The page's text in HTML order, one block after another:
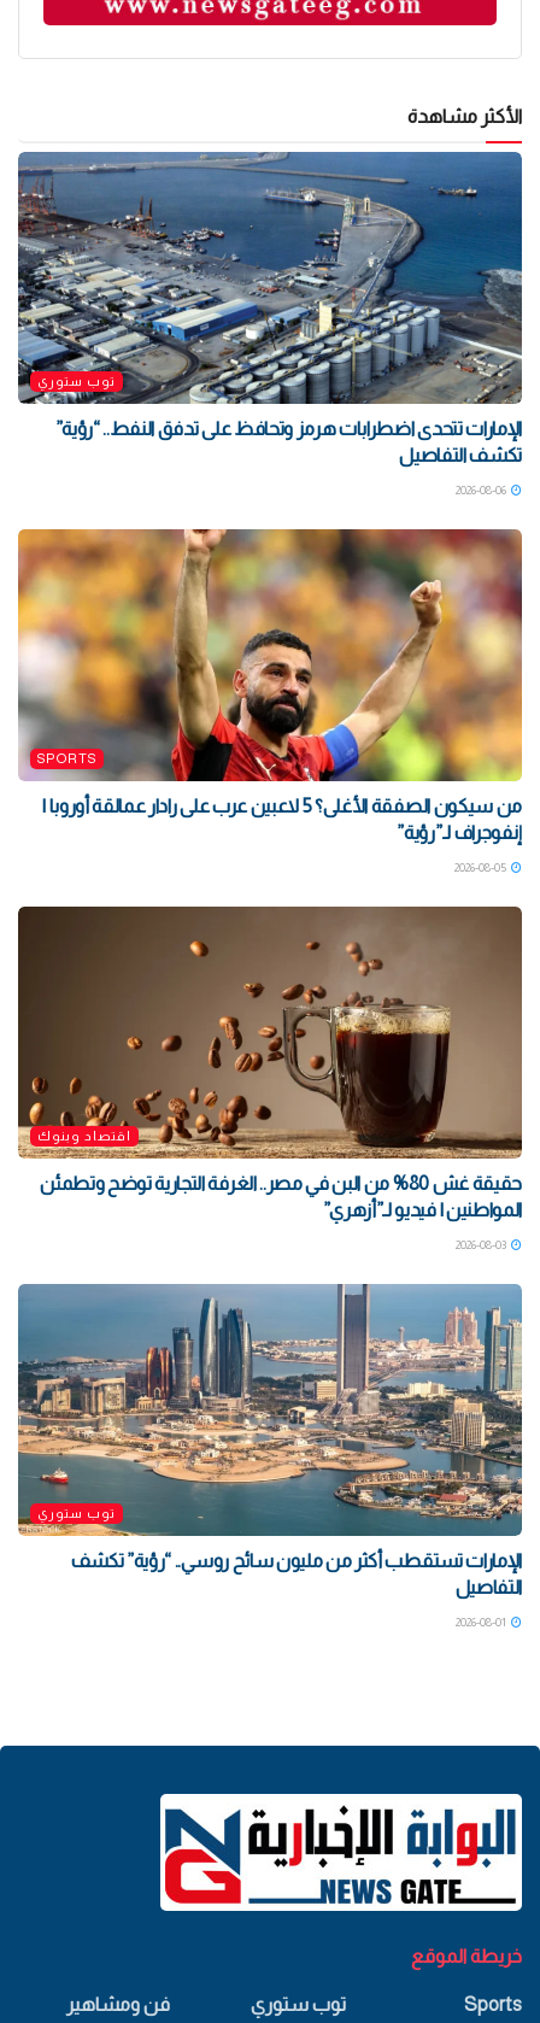
الأكثر مشاهدة
توب ستوري
الإمارات تتحدى اضطرابات هرمز وتحافظ على تدفق النفط.. “رؤية”
تكشف التفاصيل
SPORTS
من سيكون الصفقة الأغلى؟ 5 لاعبين عرب على رادار عمالقة أوروبا |
إنفوجراف لـ”رؤية”
اقتصاد وبنوك
حقيقة غش 80% من البن في مصر.. الغرفة التجارية توضح وتطمئن
المواطنين | فيديو لـ”أزهري”
توب ستوري
الإمارات تستقطب أكثر من مليون سائح روسي.. “رؤية” تكشف
التفاصيل
خريطة الموقع
Sports توب ستوري فن ومشاهير